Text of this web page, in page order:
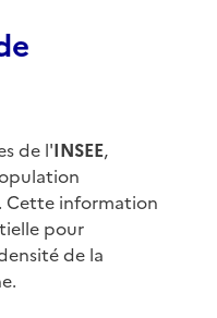
de l'INSEE,
Cette information
pour
de la